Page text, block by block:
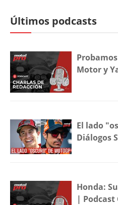
Últimos podcasts
Motor y
El lado
Diálogos
Honda:
| Podcast